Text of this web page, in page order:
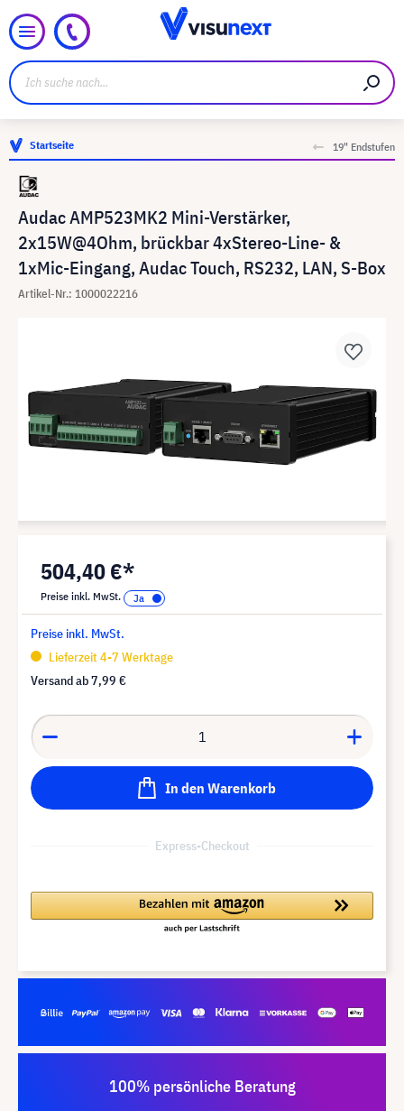
Startseite 19" Endstufen
Audac AMP523MK2 Mini-Verstärker,
2x15W@4Ohm, brückbar 4xStereo-Line- &
1xMic-Eingang, Audac Touch, RS232, LAN, S-Box
Artikel-Nr.: 1000022216
504,40 €*
Preise inkl. MwSt.
Preise inkl. MwSt.
Lieferzeit 4-7 Werktage
Versand ab7,99 €
In den Warenkorb
Express-Checkout
100% persönliche Beratung